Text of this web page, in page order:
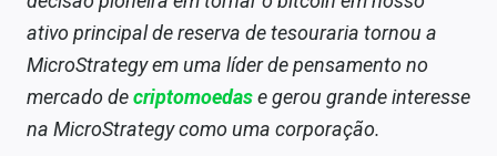
ativo principal de reserva de tesouraria tornou a
MicroStrategy em uma líder de pensamento no
mercado decriptomoedase gerou grande interesse
na MicroStrategy como uma corporação.